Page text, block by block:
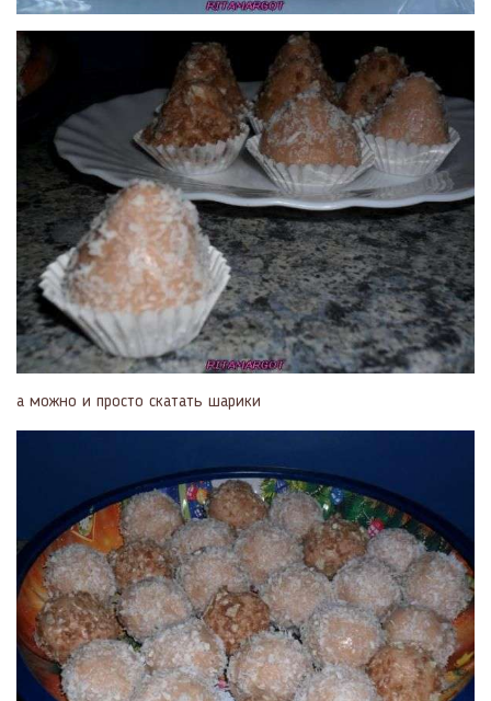
а можно и просто скатать шарики